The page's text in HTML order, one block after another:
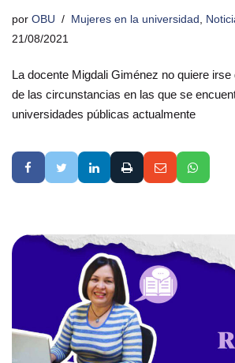
por OBU Mujeres en la universidad ,
21/08/2021
La docente Migdali Giménez no quiere
de las circunstancias en las que se
universidades públicas actualmente